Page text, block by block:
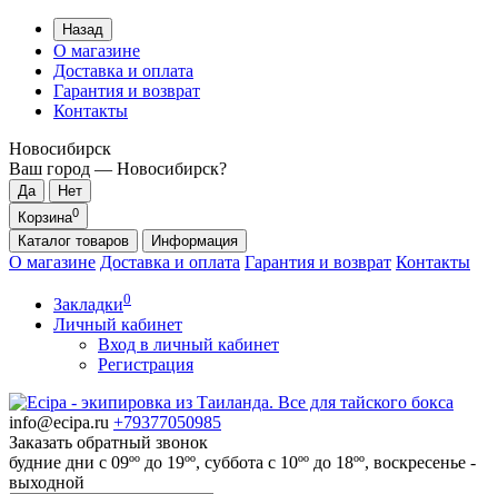
Назад
О магазине
Доставка и оплата
Гарантия и возврат
Контакты
Новосибирск
Ваш город — Новосибирск?
Корзина0
Каталог товаров Информация
О магазине Доставка и оплата Гарантия и возврат Контакты
Закладки0
Личный кабинет
Вход в личный кабинет
Регистрация
info@ecipa.ru +79377050985
Заказать обратный звонок
будние дни с 09ºº до 19ºº, суббота с 10ºº до 18ºº, воскресенье -
выходной